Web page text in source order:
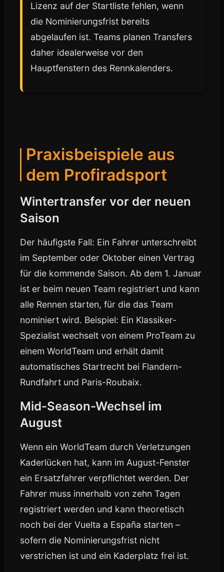
Lizenz auf der Startliste fehlen, wenn
die Nominierungsfrist bereits
abgelaufen ist. Teams planen Transfers
daher idealerweise vor den
Hauptfenstern des Rennkalenders.
Praxisbeispiele aus
dem Profiradsport
Wintertransfer vor der neuen
Saison
Der häufigste Fall: Ein Fahrer unterschreibt
im September oder Oktober einen Vertrag
für die kommende Saison. Ab dem 1. Januar
ist er beim neuen Team registriert und kann
alle Rennen starten, für die das Team
nominiert wird. Beispiel: Ein Klassiker-
Spezialist wechselt von einem ProTeam zu
einem WorldTeam und erhält damit
automatisches Startrecht bei Flandern-
Rundfahrt und Paris-Roubaix.
Mid-Season-Wechsel im
August
Wenn ein WorldTeam durch Verletzungen
Kaderlücken hat, kann im August-Fenster
ein Ersatzfahrer verpflichtet werden. Der
Fahrer muss innerhalb von zehn Tagen
registriert werden und kann theoretisch
noch bei der Vuelta a España starten –
sofern die Nominierungsfrist nicht
verstrichen ist und ein Kaderplatz frei ist.